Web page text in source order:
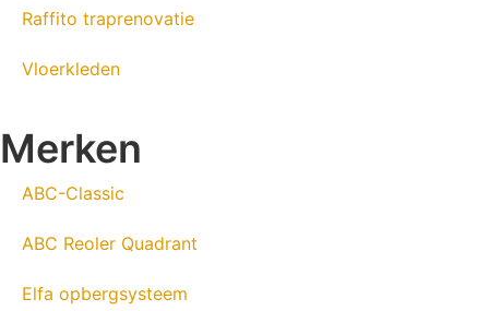
Raffito traprenovatie
Vloerkleden
Merken
ABC-Classic
ABC Reoler Quadrant
Elfa opbergsysteem